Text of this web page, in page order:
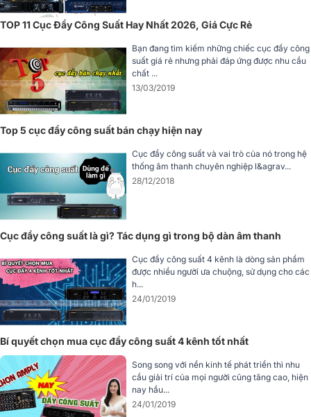
Âm Thanh Của Bạn?
Mẫu cục đẩy BIK VK-A54 là sản phẩm đến từ thương hiệu âm thanh
danh tiếng của Nhật Bản, chuyên sản xuất thiết bị karaoke chuyên
nghiệp. Thiết bị mang lại hiệu suất cao với công suất 4 kênh mạnh
mẽ, phù hợp cho nhiều loại hình dàn âm thanh từ gia đình đến kinh
doanh.
Chất lượng âm thanh sạch sẽ, khỏe khoắn, ít méo tiếng giúp người
dùng tận hưởng âm thanh rõ nét và đầy cảm xúc. Ngoài ra, thiết kế
sản phẩm được nhiều khách hàng tin dùng.
6. Mua Cục Đẩy BIK VK-A54 Chính Hãng, Giá Tốt Ở
Đâu?
Nếu bạn đang tìm kiếm một mẫu cục đẩy chất lượng cao, công suất
lớn và độ ổn định tuyệt vời, thì cục đẩy công suất 4 kênh BIK VK-
A54là lựa chọn đáng cân nhắc. Sản phẩm phù hợp cho cả người
dùng cá nhân yêu âm thanh chất lượng lẫn các đơn vị kinh doanh
karaoke chuyên nghiệp.
Hãy liên hệ ngay vớiBảo Châu Elec
báo giá tốt nhất và hỗ trợ giao hàng, lắp đặt tận nơi trên toàn quốc.
Nhấc máy gọi đến hotline1900 0255để nhận ưu đãi hấp dẫn!
Cục Đẩy Công Suất Karaoke 2-3-4 Kênh Giá
Rẻ, New 2026
Hơn 300+ mẫu Cục đẩy công suất karaoke
TOP 11 Cục Đẩy Công Suất Hay Nhất 2026, Giá Cực Rẻ
Bạn đang tìm kiếm những chiếc cục đẩy công
suất giá rẻ nhưng phải đáp ứng được nhu cầu
chất ...
13/03/2019
Top 5 cục đẩy công suất bán chạy hiện nay
Cục đẩy công suất và vai trò của nó trong hệ
thống âm thanh chuyên nghiệp l&agrav...
28/12/2018
Cục đẩy công suất là gì? Tác dụng gì trong bộ dàn âm thanh
Cục đẩy công suất 4 kênh là dòng sản phẩm
được nhiều người ưa chuộng, sử dụng cho các
h...
24/01/2019
Bí quyết chọn mua cục đẩy công suất 4 kênh tốt nhất
Song song với nền kinh tế phát triển thì nhu
cầu giải trí của mọi người cũng tăng cao, hiện
nay hầu...
24/01/2019